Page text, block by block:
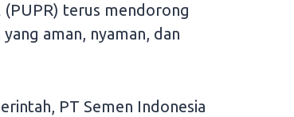
(PUPR) terus mendorong
aman, nyaman, dan
PT Semen Indonesia